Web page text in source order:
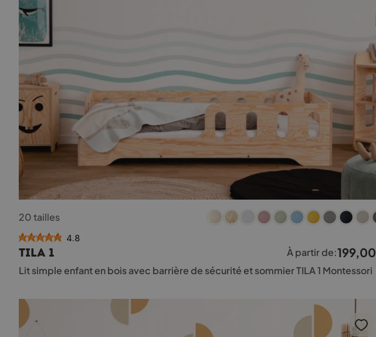
produit
a
plusieurs
variations.
Les
options
être
choisies
sur
20 tailles
4.8
TILA 1 À partir de:199,00
Lit simple enfant en bois avec barrière de sécurité et sommier TILA 1 Montessori